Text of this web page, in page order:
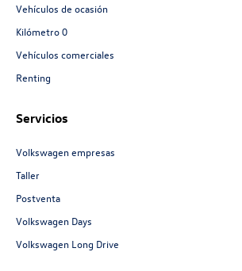
Vehículos de ocasión
Kilómetro 0
Vehículos comerciales
Renting
Servicios
Volkswagen empresas
Taller
Postventa
Volkswagen Days
Volkswagen Long Drive